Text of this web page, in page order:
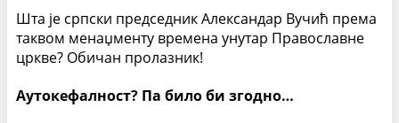
Шта је српски председник Александар Вучић према
таквом менаџменту времена унутар Православне
цркве? Обичан пролазник!
Аутокефалност? Па било би згодно…